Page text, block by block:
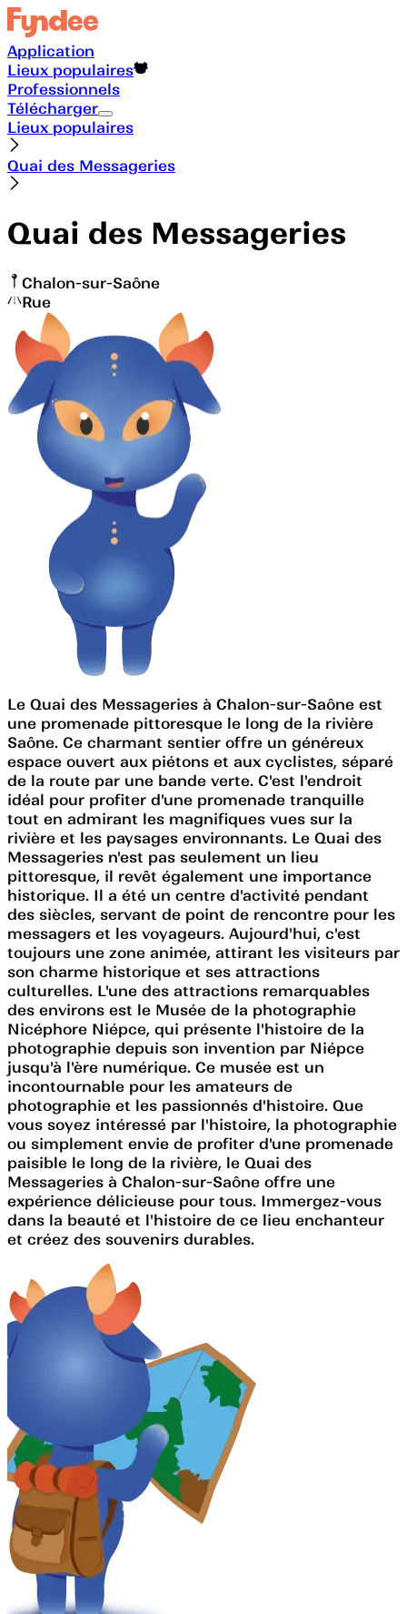
Application
Lieux populaires
Professionnels
Télécharger
Lieux populaires
Quai des Messageries
Quai des Messageries
Chalon-sur-Saône
Rue
Le Quai des Messageries à Chalon-sur-Saône est
une promenade pittoresque le long de la rivière
Saône. Ce charmant sentier offre un généreux
espace ouvert aux piétons et aux cyclistes, séparé
de la route par une bande verte. C'est l'endroit
idéal pour profiter d'une promenade tranquille
tout en admirant les magnifiques vues sur la
rivière et les paysages environnants. Le Quai des
Messageries n'est pas seulement un lieu
pittoresque, il revêt également une importance
historique. Il a été un centre d'activité pendant
des siècles, servant de point de rencontre pour les
messagers et les voyageurs. Aujourd'hui, c'est
toujours une zone animée, attirant les visiteurs par
son charme historique et ses attractions
culturelles. L'une des attractions remarquables
des environs est le Musée de la photographie
Nicéphore Niépce, qui présente l'histoire de la
photographie depuis son invention par Niépce
jusqu'à l'ère numérique. Ce musée est un
incontournable pour les amateurs de
photographie et les passionnés d'histoire. Que
vous soyez intéressé par l'histoire, la photographie
ou simplement envie de profiter d'une promenade
paisible le long de la rivière, le Quai des
Messageries à Chalon-sur-Saône offre une
expérience délicieuse pour tous. Immergez-vous
dans la beauté et l'histoire de ce lieu enchanteur
et créez des souvenirs durables.